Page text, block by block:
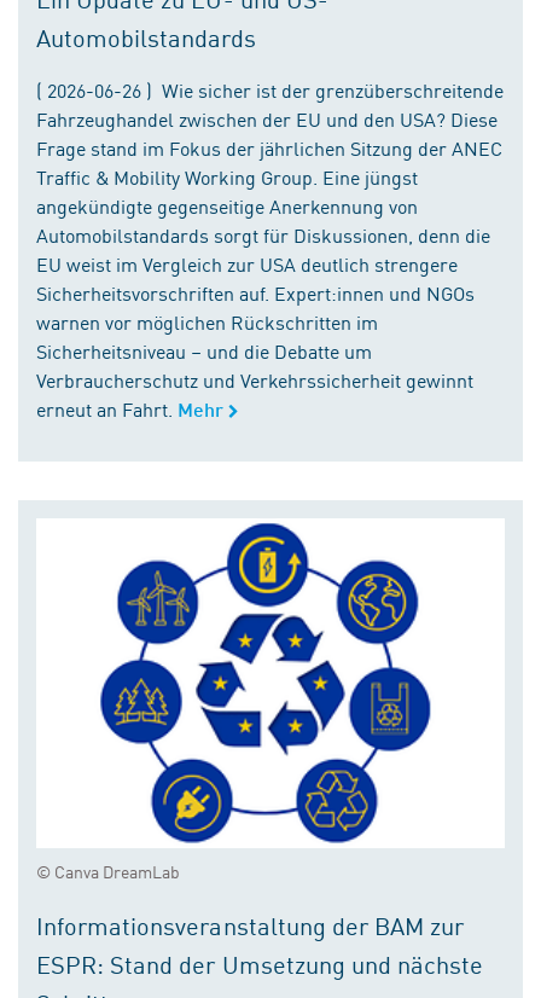
Automobilstandards
( 2026-06-26 ) Wie sicher ist der grenzüberschreitende
Fahrzeughandel zwischen der EU und den USA? Diese
Frage stand im Fokus der jährlichen Sitzung der ANEC
Traffic & Mobility Working Group. Eine jüngst
angekündigte gegenseitige Anerkennung von
Automobilstandards sorgt für Diskussionen, denn die
EU weist im Vergleich zur USA deutlich strengere
Sicherheitsvorschriften auf. Expert:innen und NGOs
warnen vor möglichen Rückschritten im
Sicherheitsniveau – und die Debatte um
Verbraucherschutz und Verkehrssicherheit gewinnt
erneut an Fahrt. Mehr
© Canva DreamLab
Informationsveranstaltung der BAM zur
ESPR: Stand der Umsetzung und nächste